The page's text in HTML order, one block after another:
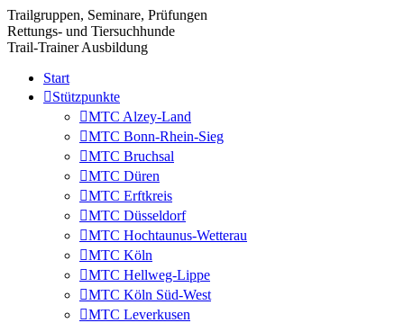
Trailgruppen, Seminare, Prüfungen
Rettungs- und Tiersuchhunde
Trail-Trainer Ausbildung
Start
Stützpunkte
MTC Alzey-Land
MTC Bonn-Rhein-Sieg
MTC Bruchsal
MTC Düren
MTC Erftkreis
MTC Düsseldorf
MTC Hochtaunus-Wetterau
MTC Köln
MTC Hellweg-Lippe
MTC Köln Süd-West
MTC Leverkusen